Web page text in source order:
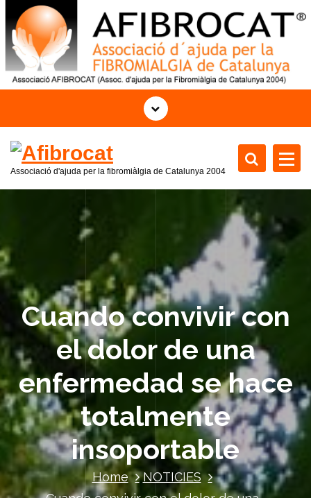
o
n
Associació d'ajuda per la fibromiàlgia de Catalunya 2004
Cuando convivir con
el dolor de una
enfermedad se hace
totalmente
insoportable
Home
NOTICIES